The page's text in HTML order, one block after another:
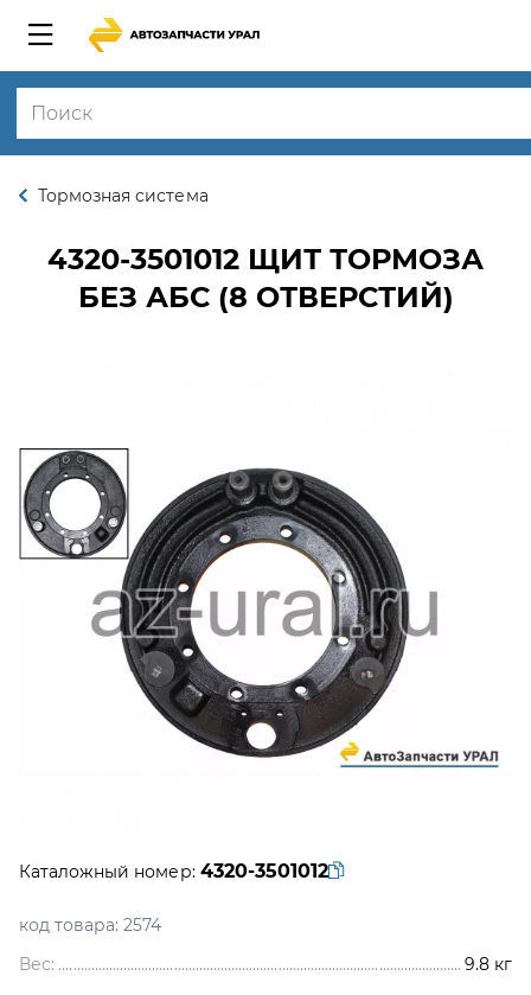
Тормозная система
4320-3501012 ЩИТ ТОРМОЗА
БЕЗ АБС (8 ОТВЕРСТИЙ)
Каталожный номер: 4320-3501012
код товара: 2574
Вес:
9.8 кг